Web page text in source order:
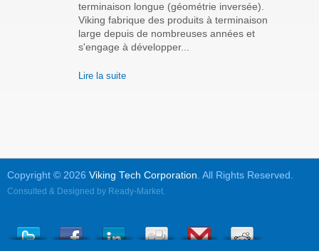
terminaison longue (géométrie inversée).
Viking fabrique des produits à terminaison
large depuis de nombreuses années et
s'engage à développer...
Lire la suite
Copyright © 2026 Viking Tech Corporation. All Rights Reserved.
Consulted & Designed by Ready-Market.